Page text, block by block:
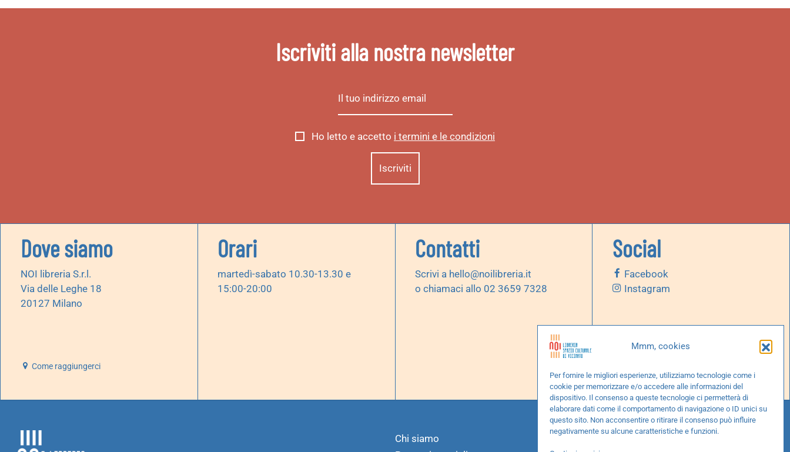
Mmm, cookies
Per fornire le migliori esperienze, utilizziamo tecnologie come i
cookie per memorizzare e/o accedere alle informazioni del
dispositivo. Il consenso a queste tecnologie ci permetterà di
elaborare dati come il comportamento di navigazione o ID unici su
questo sito. Non acconsentire o ritirare il consenso può influire
negativamente su alcune caratteristiche e funzioni.
Iscriviti alla nostra newsletter
Ho letto e accetto i termini e le condizioni
Dove siamo
NOI libreria S.r.l.
Via delle Leghe 18
20127 Milano
Come raggiungerci
Orari
martedì-sabato 10.30-13.30 e
15:00-20:00
Contatti
Scrivi a hello@noilibreria.it
o chiamaci allo 02 3659 7328
Social
Facebook
Instagram
Chi siamo